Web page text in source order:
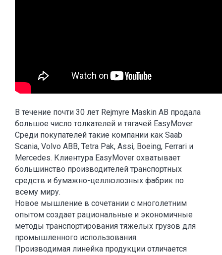
В течение почти 30 лет Rejmyre Maskin AB продала
большое число толкателей и тягачей EasyMover.
Среди покупателей такие компании как Saab
Scania, Volvo ABB, Tetra Pak, Assi, Boeing, Ferrari и
Mercedes. Клиентура EasyMover охватывает
большинство производителей транспортных
средств и бумажно-целлюлозных фабрик по
всему миру.
Новое мышление в сочетании с многолетним
опытом создает рациональные и экономичные
методы транспортирования тяжелых грузов для
промышленного использования.
Производимая линейка продукции отличается